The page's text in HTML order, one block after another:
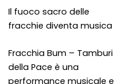
Il fuoco sacro delle
fracchie diventa musica
Fracchia Bum – Tamburi
della Pace è una
performance musicale e